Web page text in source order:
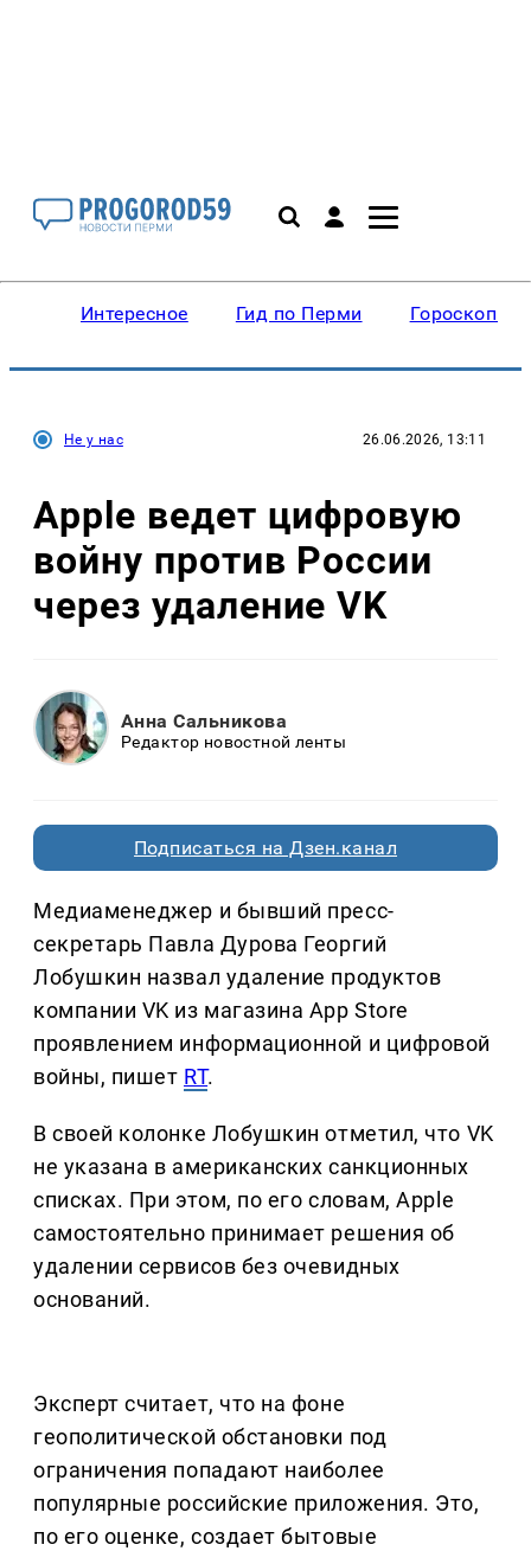
Интересное Гид по Перми Гороскопы
Не у нас 26.06.2026, 13:11
Apple ведет цифровую
войну против России
через удаление VK
Анна Сальникова
Редактор новостной ленты
Подписаться на Дзен.канал
Медиаменеджер и бывший пресс-
секретарь Павла Дурова Георгий
Лобушкин назвал удаление продуктов
компании VK из магазина App Store
проявлением информационной и цифровой
войны, пишет RT.
В своей колонке Лобушкин отметил, что VK
не указана в американских санкционных
списках. При этом, по его словам, Apple
самостоятельно принимает решения об
удалении сервисов без очевидных
оснований.
Эксперт считает, что на фоне
геополитической обстановки под
ограничения попадают наиболее
популярные российские приложения. Это,
по его оценке, создает бытовые